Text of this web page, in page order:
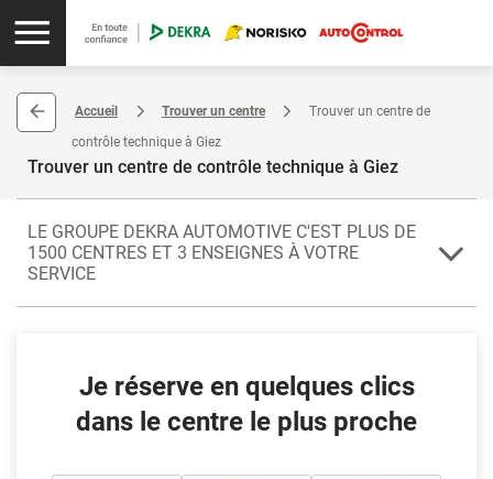
Accueil Trouver un centre
Trouver un centre de
contrôle technique à Giez
Trouver un centre de contrôle technique à Giez
LE GROUPE DEKRA AUTOMOTIVE C'EST PLUS DE
1500 CENTRES ET 3 ENSEIGNES À VOTRE
SERVICE
France métropolitaine ou dans un département d'Outre mer, vous
trouverez très facilement un centre de contrôle technique DEKRA
NORISKO ou AUTOCONTROL à proximité.
Je réserve en quelques clics
dans le centre le plus proche